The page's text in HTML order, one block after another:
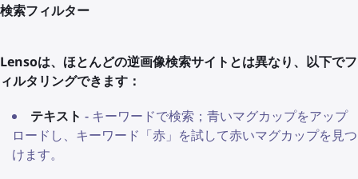
検索フィルター
Lensoは、ほとんどの逆画像検索サイトとは異なり、以下でフ
ィルタリングできます：
テキスト - キーワードで検索；青いマグカップをアップ
ロードし、キーワード「赤」を試して赤いマグカップを見つ
けます。